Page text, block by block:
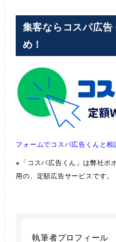
集客ならコスパ広
め！
フォームでコスパ広告くんと相
※「コスパ広告くん」は弊社ボ
用の、定額広告サービスです。
執筆者プロフィール